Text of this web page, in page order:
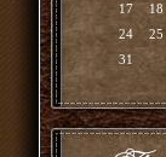
17
18
24
25
31